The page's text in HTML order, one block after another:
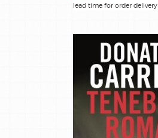
lead time for order delivery